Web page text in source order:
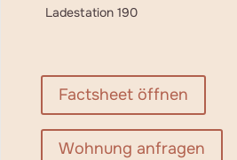
Ladestation 190
Factsheet öffnen
Wohnung anfragen